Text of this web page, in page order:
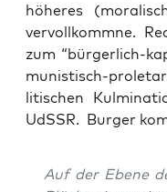
höhe­res
ver­voll­komm­ne.
zum “bür­ger­lich-
mu­nis­tisch-
li­ti­schen
UdSSR. Bur­ger
Auf der Ebe­ne